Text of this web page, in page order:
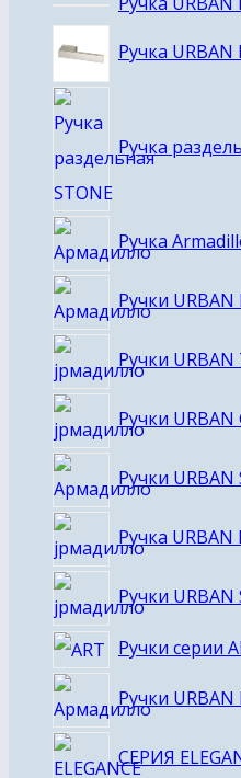
Ручка URBAN
Ручка
Ручка
Ручки URBAN
Ручки URBAN
Ручки URBAN
Ручки URBAN
Ручка URBAN
Ручки URBAN
Ручки серии
Ручки URBAN
СЕРИЯ